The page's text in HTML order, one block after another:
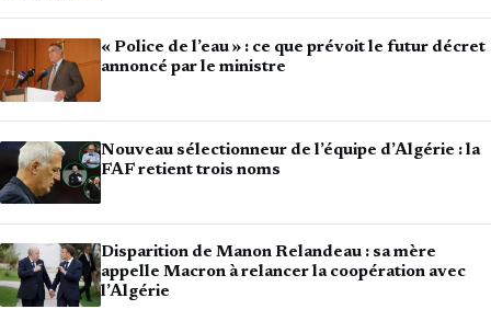
« Police de l’eau » : ce que prévoit le futur décret
annoncé par le ministre
Nouveau sélectionneur de l’équipe d’Algérie : la
FAF retient trois noms
Disparition de Manon Relandeau : sa mère
appelle Macron à relancer la coopération avec
l’Algérie